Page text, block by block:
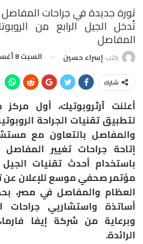
ثورة جديدة في جراحات المفاصل
تُدخل الجيل الرابع من
المفاصل
كتب إسراء حسين السبت 8 أغسطس, 2026 10:15 م
شارك
أعلنت آرثروبوتيك، أول
لتطبيق تقنيات الجراحة
والمفاصل بالتعاون مع
إتاحة جراحات تغيير
باستخدام أحدث تقنيات الجيل
مؤتمر صحفي موسع للإعلان عن
العظام والمفاصل في مصر،
أساتذة واستشاريي جراحات
وبرعاية من شركة إيفا
الرائدة.